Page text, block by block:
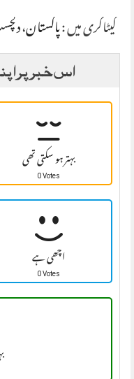
کیٹاگری میں :پاکستان،
اس خبر پر
بہتر ہو سکتی تھی
0 Votes
اچھی ہے
0 Votes